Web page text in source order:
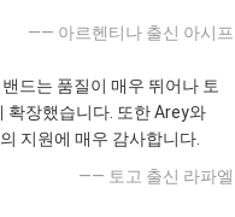
—— 아르헨티나 출신 아시프
드는 품질이 매우 뛰어나 토
확장했습니다. 또한 Arey와
지원에 매우 감사합니다.
—— 토고 출신 라파엘